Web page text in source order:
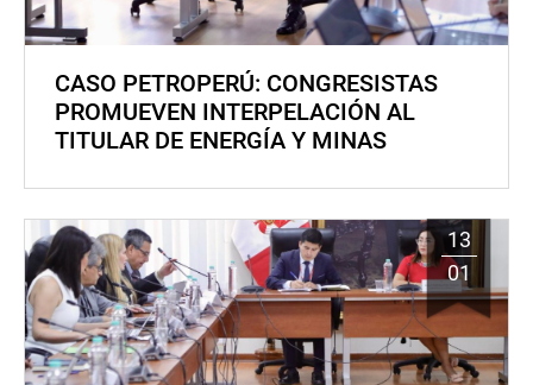
CASO PETROPERÚ: CONGRESISTAS
PROMUEVEN INTERPELACIÓN AL
TITULAR DE ENERGÍA Y MINAS
13
01